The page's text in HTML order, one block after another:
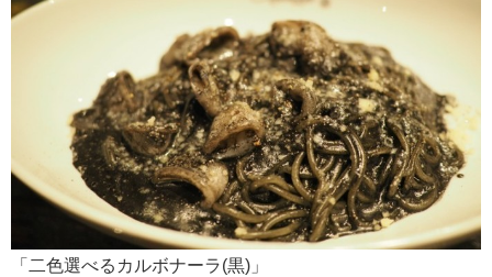
「二色選べるカルボナーラ(黒)」